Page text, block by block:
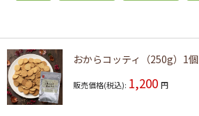
おからコッティ（250g）1個
販売価格(税込): 1,200 円